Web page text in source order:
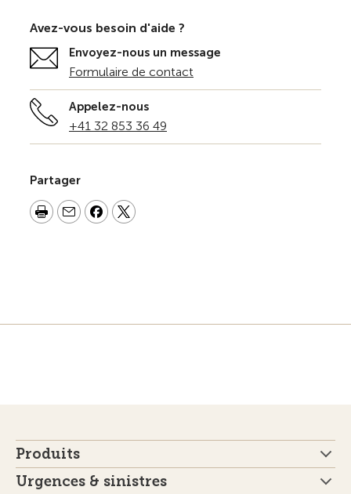
Avez-vous besoin d'aide ?
Envoyez-nous un message
Formulaire de contact
Appelez-nous
+41 32 853 36 49
Partager
Produits
Urgences & sinistres